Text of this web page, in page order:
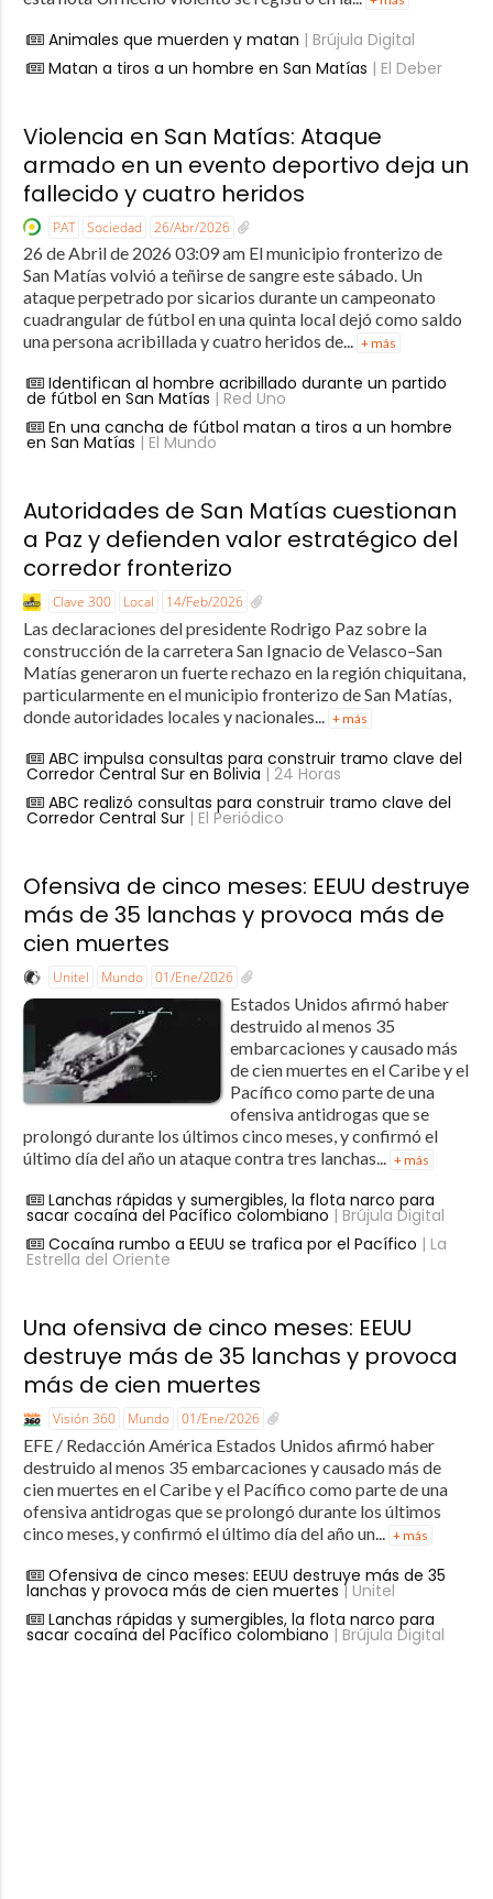
Animales que muerden y matan | Brújula Digital
Matan a tiros a un hombre en San Matías | El Deber
Violencia en San Matías: Ataque
armado en un evento deportivo deja un
fallecido y cuatro heridos
PAT Sociedad 26/Abr/2026
26 de Abril de 2026 03:09 am El municipio fronterizo de
San Matías volvió a teñirse de sangre este sábado. Un
ataque perpetrado por sicarios durante un campeonato
cuadrangular de fútbol en una quinta local dejó como saldo
una persona acribillada y cuatro heridos de... + más
Identifican al hombre acribillado durante un partido
de fútbol en San Matías | Red Uno
En una cancha de fútbol matan a tiros a un hombre
en San Matías | El Mundo
Autoridades de San Matías cuestionan
a Paz y defienden valor estratégico del
corredor fronterizo
Clave 300 Local 14/Feb/2026
Las declaraciones del presidente Rodrigo Paz sobre la
construcción de la carretera San Ignacio de Velasco–San
Matías generaron un fuerte rechazo en la región chiquitana,
particularmente en el municipio fronterizo de San Matías,
donde autoridades locales y nacionales... + más
ABC impulsa consultas para construir tramo clave del
Corredor Central Sur en Bolivia | 24 Horas
ABC realizó consultas para construir tramo clave del
Corredor Central Sur| El Periódico
Ofensiva de cinco meses: EEUU destruye
más de 35 lanchas y provoca más de
cien muertes
Unitel Mundo 01/Ene/2026
Estados Unidos afirmó haber
destruido al menos 35
embarcaciones y causado más
de cien muertes en el Caribe y el
Pacífico como parte de una
ofensiva antidrogas que se
prolongó durante los últimos cinco meses, y confirmó el
último día del año un ataque contra tres lanchas... + más
Lanchas rápidas y sumergibles, la flota narco para
sacar cocaína del Pacífico colombiano | Brújula Digital
Cocaína rumbo a EEUU se trafica por el Pacífico | La
Estrella del Oriente
Una ofensiva de cinco meses: EEUU
destruye más de 35 lanchas y provoca
más de cien muertes
Visión 360 Mundo 01/Ene/2026
EFE / Redacción América Estados Unidos afirmó haber
destruido al menos 35 embarcaciones y causado más de
cien muertes en el Caribe y el Pacífico como parte de una
ofensiva antidrogas que se prolongó durante los últimos
cinco meses, y confirmó el último día del año un... + más
Ofensiva de cinco meses: EEUU destruye más de 35
lanchas y provoca más de cien muertes | Unitel
Lanchas rápidas y sumergibles, la flota narco para
sacar cocaína del Pacífico colombiano | Brújula Digital